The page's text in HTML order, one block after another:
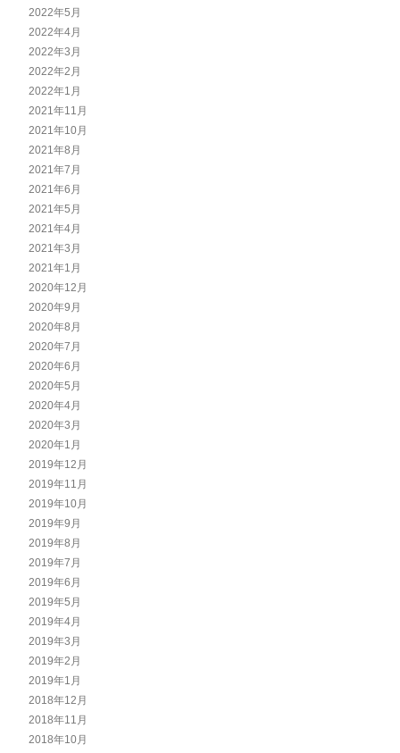
2022年5月
2022年4月
2022年3月
2022年2月
2022年1月
2021年11月
2021年10月
2021年8月
2021年7月
2021年6月
2021年5月
2021年4月
2021年3月
2021年1月
2020年12月
2020年9月
2020年8月
2020年7月
2020年6月
2020年5月
2020年4月
2020年3月
2020年1月
2019年12月
2019年11月
2019年10月
2019年9月
2019年8月
2019年7月
2019年6月
2019年5月
2019年4月
2019年3月
2019年2月
2019年1月
2018年12月
2018年11月
2018年10月